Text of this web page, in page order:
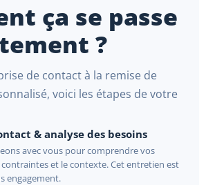
ça se passe
?
de contact à la remise de
voici les étapes de votre
& analyse des besoins
avec vous pour comprendre vos
et le contexte. Cet entretien est
engagement.